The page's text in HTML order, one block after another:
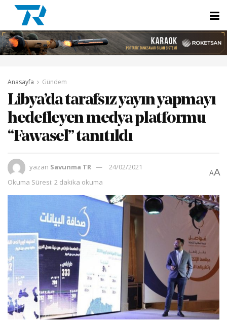
Anasayfa Gündem
Libya’da tarafsız yayın yapmayı
hedefleyen medya platformu
“Fawasel” tanıtıldı
yazan Savunma TR
24/02/2021
Okuma Süresi: 2 dakika okuma
AA